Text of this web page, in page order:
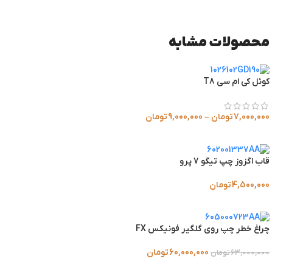
محصولات مشابه
کوئل کی ام سی T8
7,000,000تومان –
9,000,000تومان
قاب اگزوز چپ تیگو 7 پرو
4,500,000تومان
چراغ خطر چپ روی گلگیر فونیکس FX
63,000,000تومان 60,000,000تومان